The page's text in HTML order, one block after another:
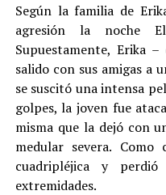
Según la familia de
agresión la noche
Supuestamente, Erika
salido con sus amigas a
se suscitó una intensa
golpes, la joven fue
misma que la dejó con
medular severa. Como
cuadripléjica y
extremidades.